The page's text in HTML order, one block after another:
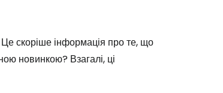
скоріше інформація про те, що
новинкою? Взагалі, ці